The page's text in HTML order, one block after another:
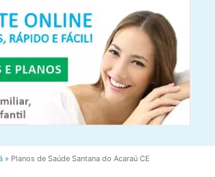
» Planos de Saúde Santana do Acaraú CE